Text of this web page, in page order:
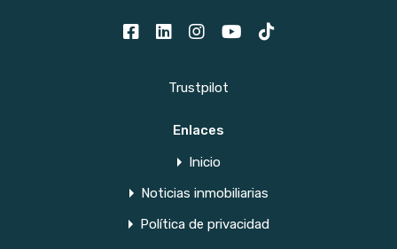
Trustpilot
Enlaces
Inicio
Noticias inmobiliarias
Política de privacidad